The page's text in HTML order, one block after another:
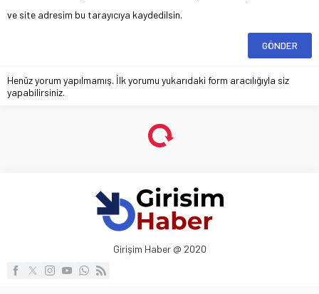
ve site adresim bu tarayıcıya kaydedilsin.
Henüz yorum yapılmamış. İlk yorumu yukarıdaki form aracılığıyla siz
yapabilirsiniz.
Girişim Haber @ 2020